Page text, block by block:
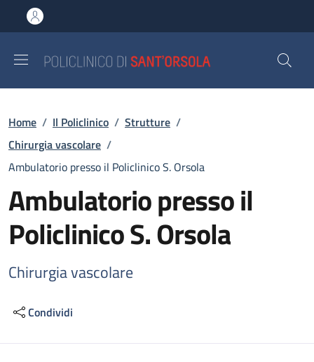
al contenuto principale
to footer content
Briciole di pane
Home / Il Policlinico / Strutture /
Chirurgia vascolare /
Ambulatorio presso il Policlinico S. Orsola
Ambulatorio presso il
Policlinico S. Orsola
Chirurgia vascolare
Condividi